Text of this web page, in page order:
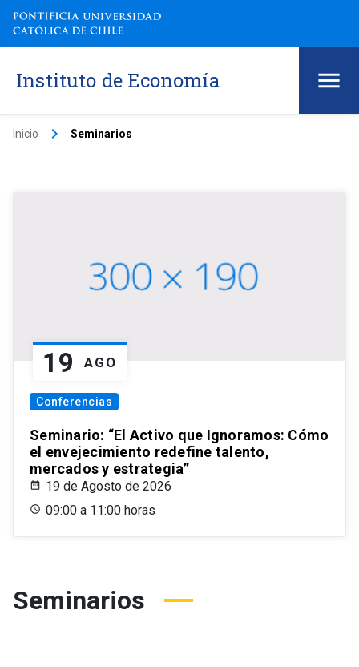
Instituto de Economía
Inicio keyboard_arrow_right Seminarios
19 AGO
Conferencias
Seminario: “El Activo que Ignoramos: Cómo
el envejecimiento redefine talento,
mercados y estrategia”
19 de Agosto de 2026
09:00 a 11:00 horas
Seminarios